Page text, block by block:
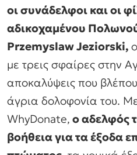
οι συνάδελφοι και οι
αδικοχαμένου
Przemyslaw Jeziorski,
με τρεις σφαίρες στην
αποκαλύψεις που
άγρια δολοφονία του.
WhyDonate, ο αδελφός
βοήθεια για τα έξοδα